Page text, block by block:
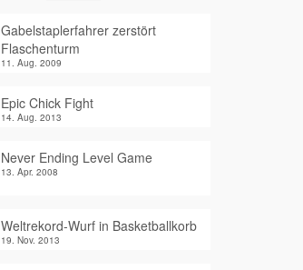
Gabelstaplerfahrer zerstört
Flaschenturm
11. Aug. 2009
Epic Chick Fight
14. Aug. 2013
Never Ending Level Game
13. Apr. 2008
Weltrekord-Wurf in Basketballkorb
19. Nov. 2013